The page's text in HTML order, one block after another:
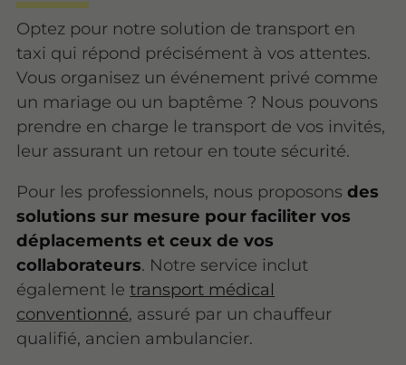
Optez pour notre solution de transport en
taxi qui répond précisément à vos attentes.
Vous organisez un événement privé comme
un mariage ou un baptême ? Nous pouvons
prendre en charge le transport de vos invités,
leur assurant un retour en toute sécurité.
Pour les professionnels, nous proposons des
solutions sur mesure pour faciliter vos
déplacements et ceux de vos
collaborateurs. Notre service inclut
également letransport médical
conventionné, assuré par un chauffeur
qualifié, ancien ambulancier.